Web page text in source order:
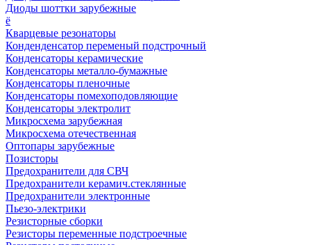
Диоды шоттки зарубежные
ё
Кварцевые резонаторы
Конденденсатор переменый подстрочный
Конденсаторы керамические
Конденсаторы металло-бумажные
Конденсаторы пленочные
Конденсаторы помехоподовляющие
Конденсаторы электролит
Микросхема зарубежная
Микросхема отечественная
Оптопары зарубежные
Позисторы
Предохранители для СВЧ
Предохранители керамич.стеклянные
Предохранители электронные
Пьезо-электрики
Резисторные сборки
Резисторы переменные подстроечные